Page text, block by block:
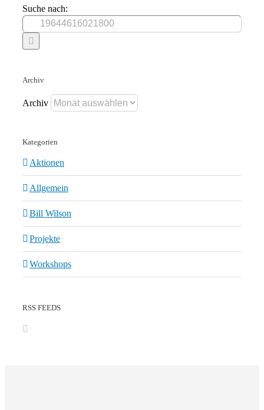
Suche nach:
Archiv
Archiv
Kategorien
Aktionen
Allgemein
Bill Wilson
Projekte
Workshops
RSS FEEDS